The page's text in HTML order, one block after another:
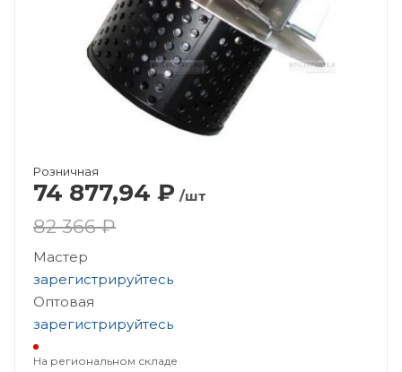
Розничная
74 877,94 ₽ /шт
82 366 ₽
Мастер
зарегистрируйтесь
Оптовая
зарегистрируйтесь
На региональном складе